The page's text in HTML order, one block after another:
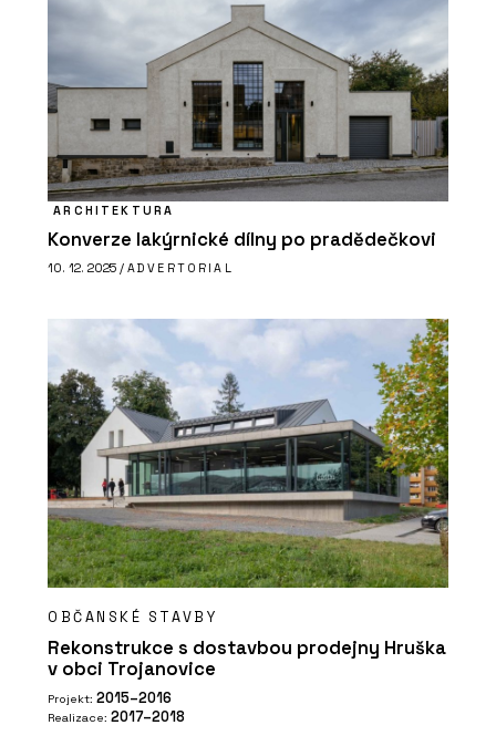
ARCHITEKTURA
Konverze lakýrnické dílny po pradědečkovi
10. 12. 2025 / ADVERTORIAL
OBČANSKÉ STAVBY
Rekonstrukce s dostavbou prodejny Hruška
v obci Trojanovice
Projekt: 2015–2016
Realizace: 2017–2018